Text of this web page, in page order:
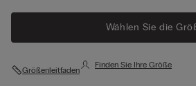
Wählen Sie die
Größenleitfaden
Finden Sie Ihre Größe